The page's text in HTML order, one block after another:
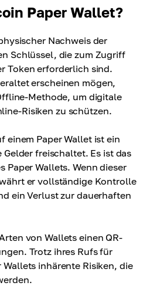
Paper Wallet?
Nachweis der
Schlüssel, die zum Zugriff
Token erforderlich sind.
erscheinen mögen,
Methode, um digitale
Risiken zu schützen.
einem Paper Wallet ist ein
freischaltet. Es ist das
Paper Wallets. Wenn dieser
er vollständige Kontrolle
ein Verlust zur dauerhaften
von Wallets einen QR-
Trotz ihres Rufs für
inhärente Risiken, die